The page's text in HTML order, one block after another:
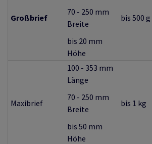
Großbrief
70 - 250 mm
Breite
bis 20 mm
Höhe
bis 500 g
Maxibrief
100 - 353 mm
Länge
70 - 250 mm
Breite
bis 50 mm
Höhe
bis 1 kg